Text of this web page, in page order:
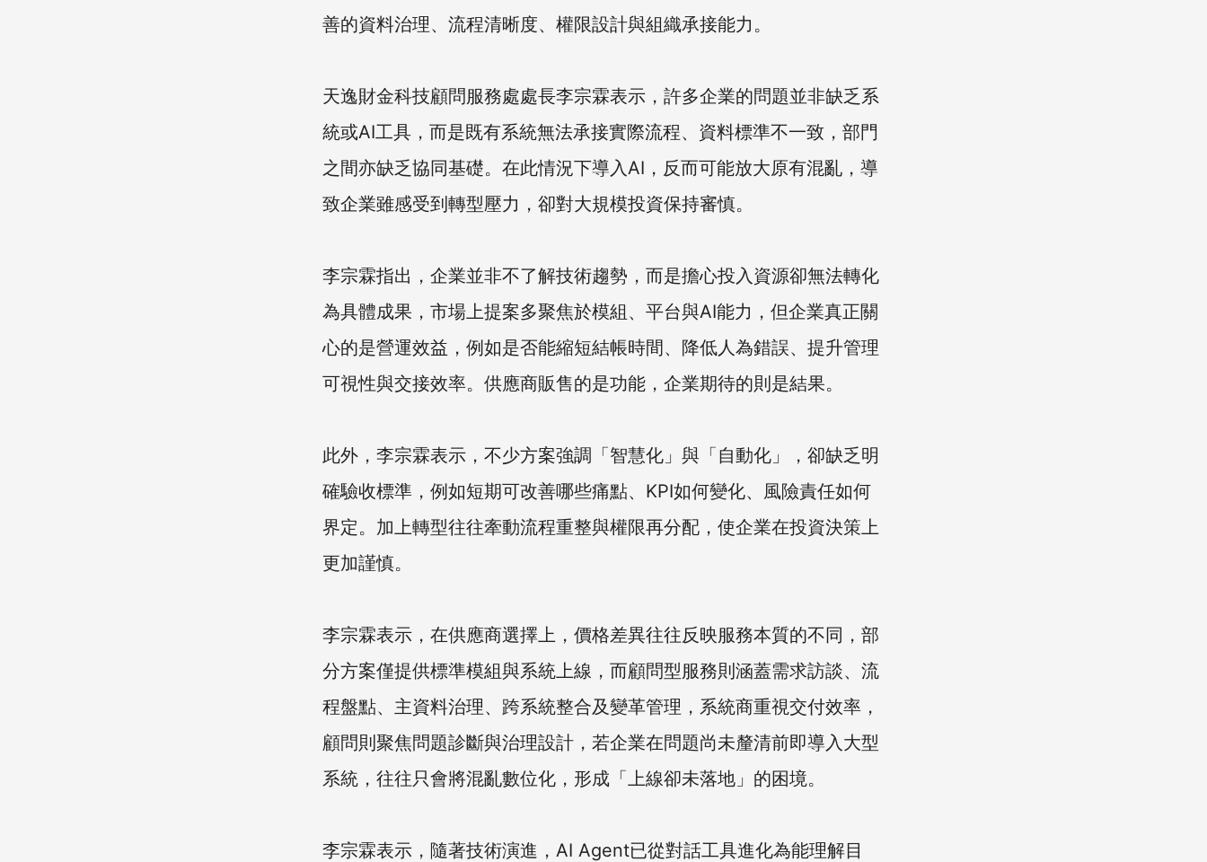
善的資料治理、流程清晰度、權限設計與組織承接能力。
天逸財金科技顧問服務處處長李宗霖表示，許多企業的問題並非缺乏系
統或AI工具，而是既有系統無法承接實際流程、資料標準不一致，部門
之間亦缺乏協同基礎。在此情況下導入AI，反而可能放大原有混亂，導
致企業雖感受到轉型壓力，卻對大規模投資保持審慎。
李宗霖指出，企業並非不了解技術趨勢，而是擔心投入資源卻無法轉化
為具體成果，市場上提案多聚焦於模組、平台與AI能力，但企業真正關
心的是營運效益，例如是否能縮短結帳時間、降低人為錯誤、提升管理
可視性與交接效率。供應商販售的是功能，企業期待的則是結果。
此外，李宗霖表示，不少方案強調「智慧化」與「自動化」，卻缺乏明
確驗收標準，例如短期可改善哪些痛點、KPI如何變化、風險責任如何
界定。加上轉型往往牽動流程重整與權限再分配，使企業在投資決策上
更加謹慎。
李宗霖表示，在供應商選擇上，價格差異往往反映服務本質的不同，部
分方案僅提供標準模組與系統上線，而顧問型服務則涵蓋需求訪談、流
程盤點、主資料治理、跨系統整合及變革管理，系統商重視交付效率，
顧問則聚焦問題診斷與治理設計，若企業在問題尚未釐清前即導入大型
系統，往往只會將混亂數位化，形成「上線卻未落地」的困境。
李宗霖表示，隨著技術演進，AI Agent已從對話工具進化為能理解目